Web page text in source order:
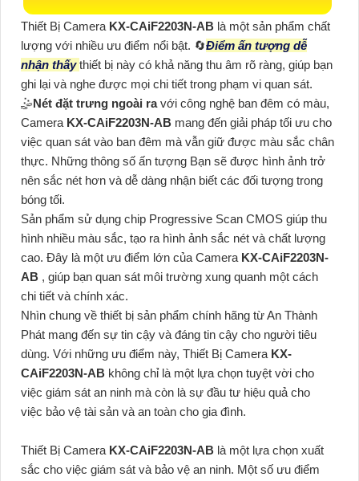
Thiết Bị Camera KX-CAiF2203N-AB là một sản phẩm chất
lượng với nhiều ưu điểm nổi bật. 🔄Điểm ấn tượng dễ
nhận thấythiết bị này có khả năng thu âm rõ ràng, giúp bạn
ghi lại và nghe được mọi chi tiết trong phạm vi quan sát.
🤹Nét đặt trưng ngoài ravới công nghệ ban đêm có màu,
Camera KX-CAiF2203N-AB mang đến giải pháp tối ưu cho
việc quan sát vào ban đêm mà vẫn giữ được màu sắc chân
thực. Những thông số ấn tượng Bạn sẽ được hình ảnh trở
nên sắc nét hơn và dễ dàng nhận biết các đối tượng trong
bóng tối.
Sản phẩm sử dụng chip Progressive Scan CMOS giúp thu
hình nhiều màu sắc, tạo ra hình ảnh sắc nét và chất lượng
cao. Đây là một ưu điểm lớn của Camera KX-CAiF2203N-
AB , giúp bạn quan sát môi trường xung quanh một cách
chi tiết và chính xác.
Nhìn chung về thiết bị sản phẩm chính hãng từ An Thành
Phát mang đến sự tin cậy và đáng tin cậy cho người tiêu
dùng. Với những ưu điểm này, Thiết Bị Camera KX-
CAiF2203N-AB không chỉ là một lựa chọn tuyệt vời cho
việc giám sát an ninh mà còn là sự đầu tư hiệu quả cho
việc bảo vệ tài sản và an toàn cho gia đình.
Thiết Bị Camera KX-CAiF2203N-AB là một lựa chọn xuất
sắc cho việc giám sát và bảo vệ an ninh. Một số ưu điểm